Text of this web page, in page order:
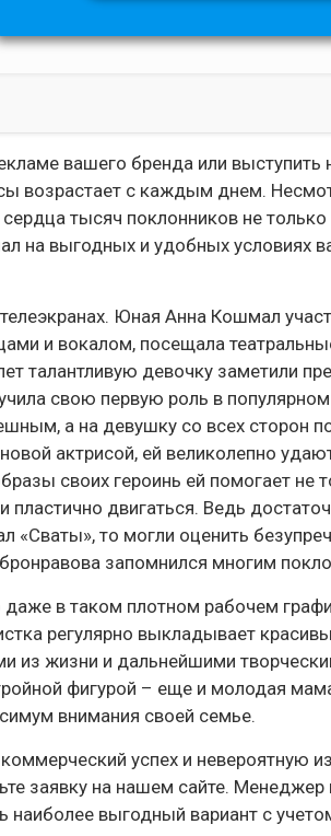
вашего бренда или выступить
возрастает с каждым днем.
тысяч поклонников не
на выгодных и удобных условиях
Юная Анна Кошмал
и вокалом, посещала
талантливую девочку заметили
свою первую роль в
а на девушку со всех сторон
актрисой, ей великолепно
своих героинь ей помогает не
двигаться. Ведь
«Сваты», то могли оценить
запомнился многим
даже в таком плотном рабочем
регулярно выкладывает
из жизни и дальнейшими
фигурой – еще и молодая
внимания своей семье.
успех и невероятную
заявку на нашем сайте.
наиболее выгодный вариант с